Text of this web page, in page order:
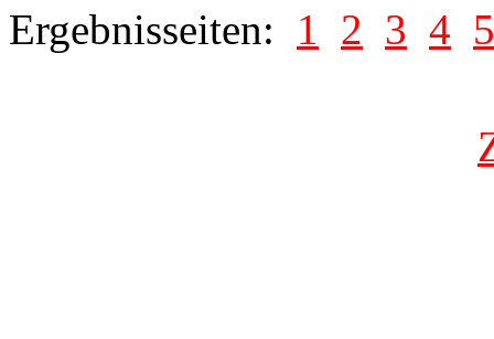
Ergebnisseiten: 1 2 3 4 5